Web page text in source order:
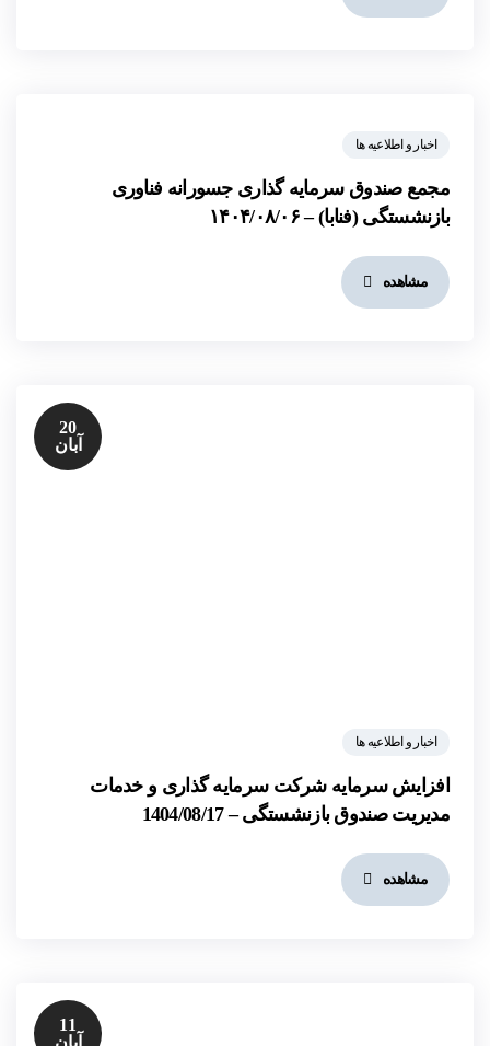
اخبار و اطلاعیه ها
مجمع صندوق سرمایه گذاری جسورانه فناوری
بازنشستگی (فنابا) – ۱۴۰۴/۰۸/۰۶
مشاهده
20
آبان
اخبار و اطلاعیه ها
افزایش سرمایه شرکت سرمایه گذاری و خدمات
مدیریت صندوق بازنشستگی – 1404/08/17
مشاهده
11
آبان